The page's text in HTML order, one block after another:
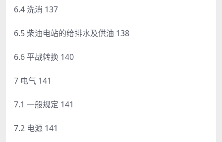
6.4 洗消 137
6.5 柴油电站的给排水及供油 138
6.6 平战转换 140
7 电气 141
7.1 一般规定 141
7.2 电源 141